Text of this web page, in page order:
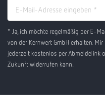
* Ja, ich möchte regelmäßig per E-
von der Kernwert GmbH erhalten.
jederzeit kostenlos per Abmeldelink
Zukunft widerrufen kann.